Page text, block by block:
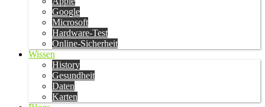
Google
Microsoft
Hardware-Test
Online-Sicherheit
Wissen
History
Gesundheit
Daten
Karten